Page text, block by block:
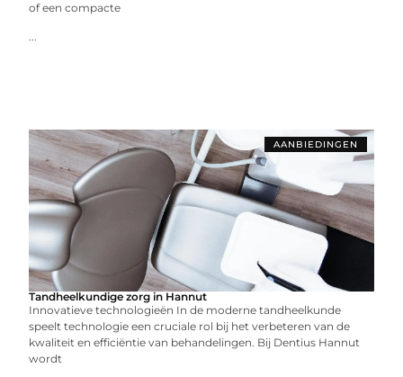
of een compacte
...
AANBIEDINGEN
Tandheelkundige zorg in Hannut
Innovatieve technologieën In de moderne tandheelkunde
speelt technologie een cruciale rol bij het verbeteren van de
kwaliteit en efficiëntie van behandelingen. Bij Dentius Hannut
wordt